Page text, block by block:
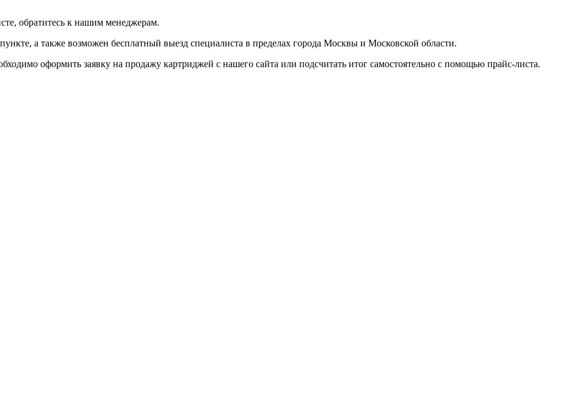
обратитесь к нашим менеджерам.
а также возможен бесплатный выезд специалиста в пределах города Москвы и Московской области.
оформить заявку на продажу картриджей с нашего сайта или подсчитать итог самостоятельно с помощью прайс-листа.